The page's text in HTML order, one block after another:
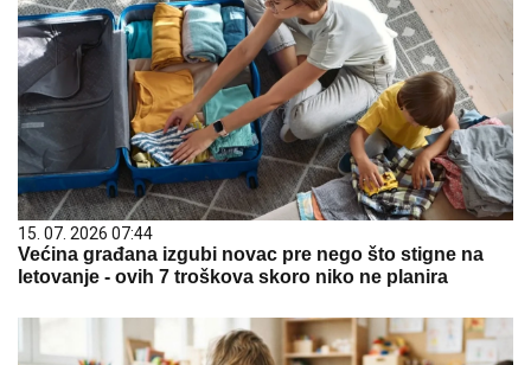
15. 07. 2026 07:44
Većina građana izgubi novac pre nego što stigne na
letovanje - ovih 7 troškova skoro niko ne planira